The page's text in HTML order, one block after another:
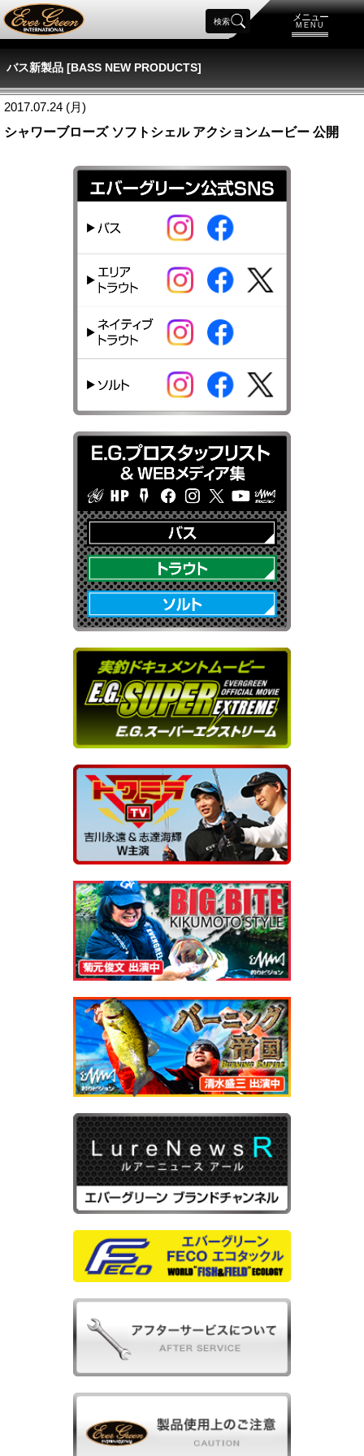
メニュー
MENU
検索
バス新製品 [BASS NEW PRODUCTS]
2017.07.24 (月)
シャワーブローズ ソフトシェル アクションムービー 公開